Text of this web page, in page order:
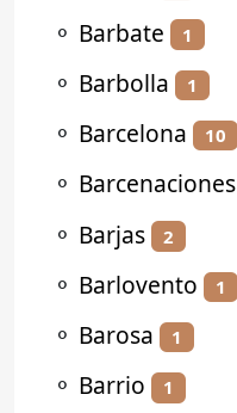
⚬ Barbate 1
⚬ Barbolla 1
⚬ Barcelona 10
⚬ Barcenaciones
⚬ Barjas 2
⚬ Barlovento 1
⚬ Barosa 1
⚬ Barrio 1